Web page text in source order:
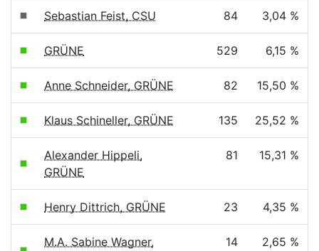
Sebastian Feist, CSU 84 3,04 %
GRÜNE 529 6,15 %
Anne Schneider, GRÜNE 82 15,50 %
Klaus Schineller, GRÜNE 135 25,52 %
Alexander Hippeli,
GRÜNE
81 15,31 %
Henry Dittrich, GRÜNE 23 4,35 %
M.A. Sabine Wagner,
14 2,65 %